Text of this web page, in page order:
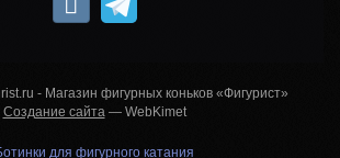
- Магазин фигурных коньков «Фигурист»
Создание сайта — WebKimet
для фигурного катания